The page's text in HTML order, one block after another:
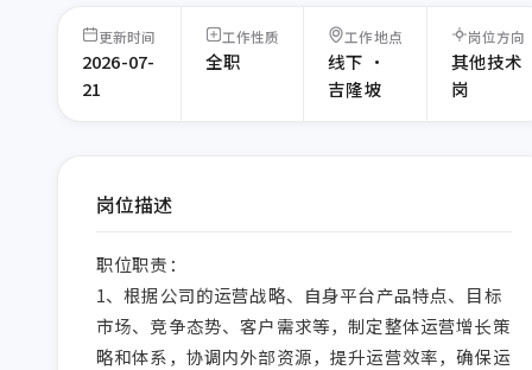
更新时间
2026-07-
21
工作性质
全职
工作地点
线下 ·
吉隆坡
岗位方向
其他技术
岗
岗位描述
职位职责：
1、根据公司的运营战略、自身平台产品特点、目标
市场、竞争态势、客户需求等，制定整体运营增长策
略和体系，协调内外部资源，提升运营效率，确保运